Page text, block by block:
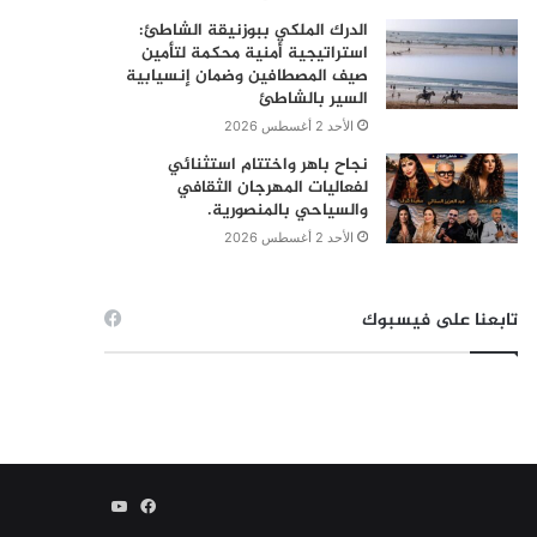
الدرك الملكي ببوزنيقة الشاطئ:
استراتيجية أمنية محكمة لتأمين
صيف المصطافين وضمان إنسيابية
السير بالشاطئ
الأحد 2 أغسطس 2026
نجاح باهر واختتام استثنائي
لفعاليات المهرجان الثقافي
والسياحي بالمنصورية.
الأحد 2 أغسطس 2026
تابعنا على فيسبوك
فيسبوكيوتيوب